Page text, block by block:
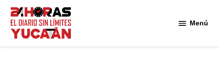
Saltar
contenido
Menú